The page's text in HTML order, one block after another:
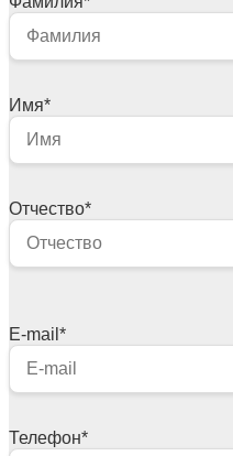
Имя*
Отчество*
E-mail *
Телефон*